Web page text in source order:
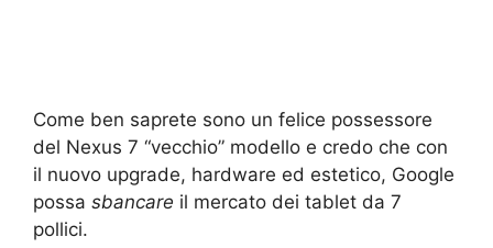
Come ben saprete sono un felice possessore
del Nexus 7 “vecchio” modello e credo che con
il nuovo upgrade, hardware ed estetico, Google
possa sbancare il mercato dei tablet da 7
pollici.